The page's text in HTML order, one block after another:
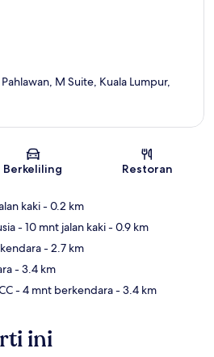
M Suite, Kuala Lumpur,
Berkeliling Restoran
kaki- 0.2 km
- 10 mnt jalan kaki- 0.9 km
- 2.7 km
- 3.4 km
- 4 mnt berkendara- 3.4 km
ini